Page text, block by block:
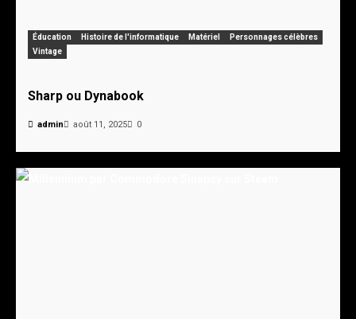
Éducation Histoire de l'informatique Matériel
Personnages célèbres
Vintage
Sharp ou Dynabook
admin août 11, 2025 0